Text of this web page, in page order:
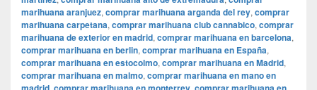
marihuana aranjuez, comprar marihuana arganda del rey, comprar
marihuana carpetana, comprar marihuana club cannabico, comprar
marihuana de exterior en madrid, comprar marihuana en barcelona,
comprar marihuana en berlin, comprar marihuana en España,
comprar marihuana en estocolmo, comprar marihuana en Madrid,
comprar marihuana en malmo, comprar marihuana en mano en